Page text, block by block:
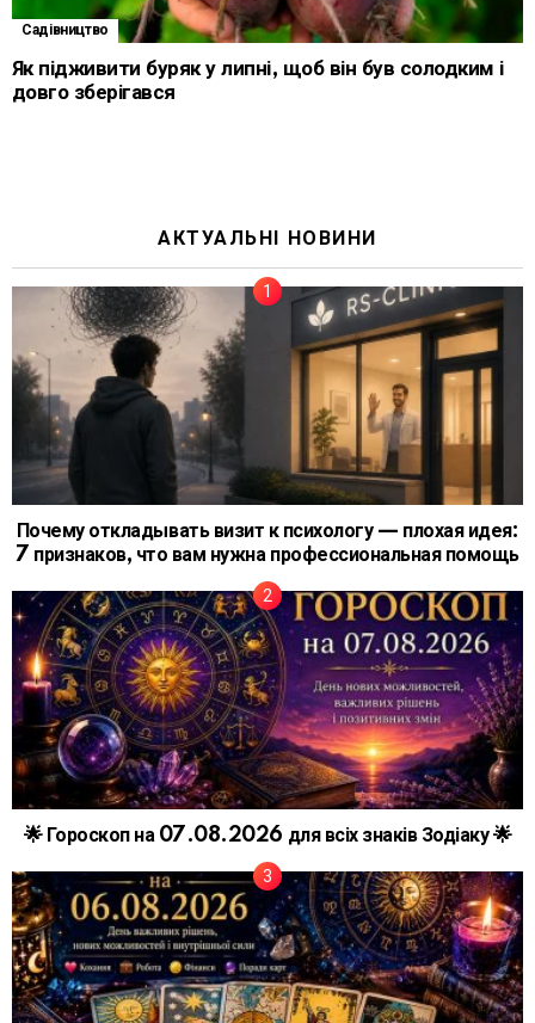
Садівництво
Як підживити буряк у липні, щоб він був солодким і
довго зберігався
АКТУАЛЬНІ НОВИНИ
Почему откладывать визит к психологу — плохая идея:
7 признаков, что вам нужна профессиональная помощь
🌟 Гороскоп на 07.08.2026 для всіх знаків Зодіаку 🌟